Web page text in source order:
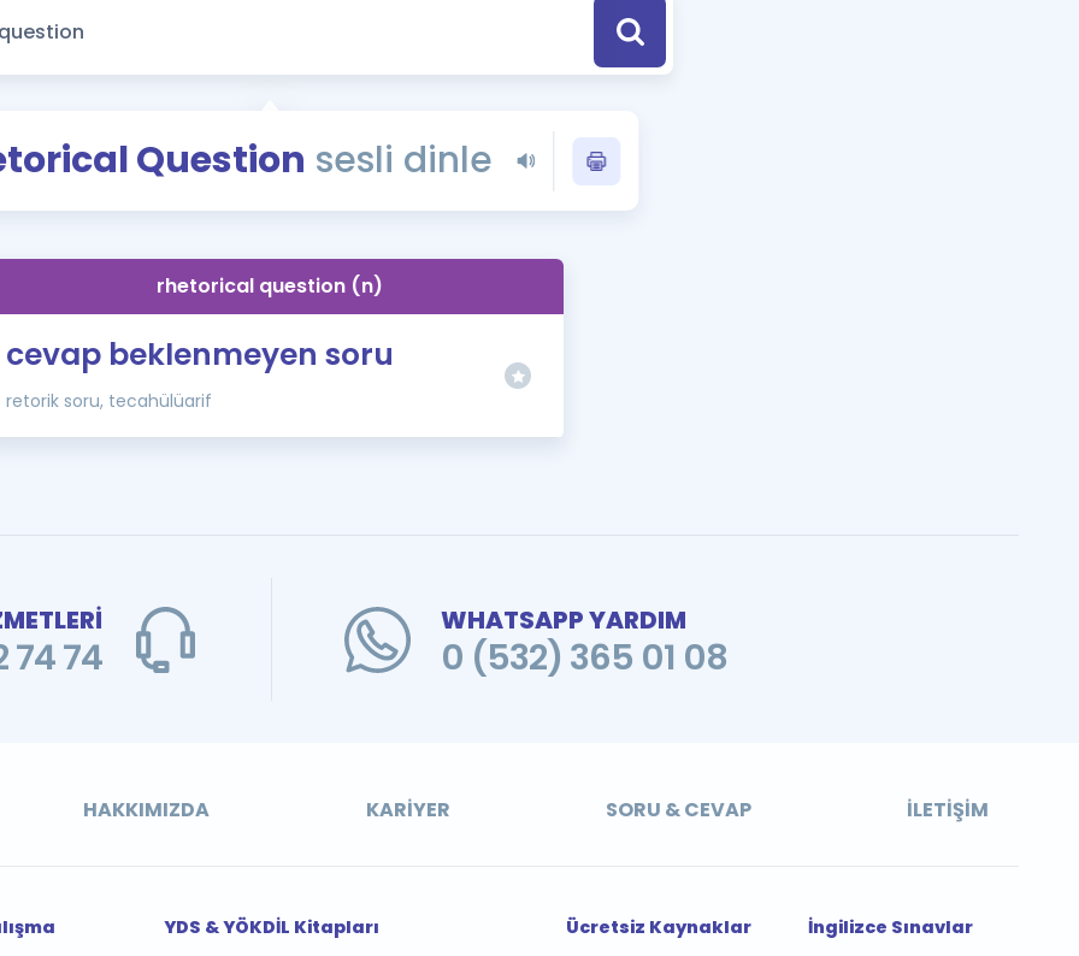
Eğitim ve Kitaplara Özel Fırsatlar
YDS - YÖKDİL Tüm Sınavlarla İlgili Haberler
İngilizce Gramer ve Konu Anlatımı
Question sesli dinle
rhetorical question (n)
cevap beklenmeyen soru
retorik soru, tecahülüarif
74
WHATSAPP YARDIM
0 (532) 365 01 08
HAKKIMIZDA KARIYER SORU & CEVAP İLETIŞIM
YDS & YÖKDİL Kitapları
Ücretsiz Kaynaklar
İngilizce Sınavlar